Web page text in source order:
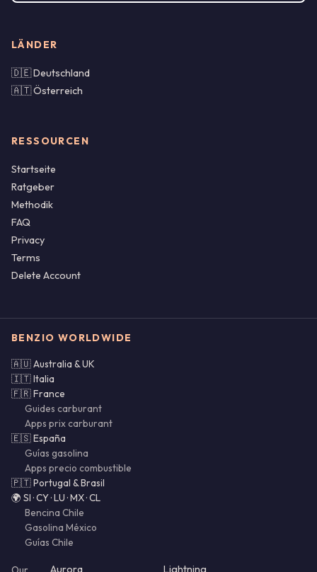
LÄNDER
🇩🇪 Deutschland
🇦🇹 Österreich
RESSOURCEN
Startseite
Ratgeber
Methodik
FAQ
Privacy
Terms
Delete Account
BENZIO WORLDWIDE
🇦🇺 Australia & UK
🇮🇹 Italia
🇫🇷 France
Guides carburant
Apps prix carburant
🇪🇸 España
Guías gasolina
Apps precio combustible
🇵🇹 Portugal & Brasil
🌍 SI · CY · LU · MX · CL
Bencina Chile
Gasolina México
Guías Chile
Aurora Lightning